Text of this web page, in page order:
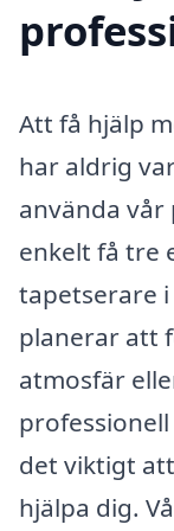
Att få hjälp
har aldrig
använda
enkelt få tre
tapetserare
planerar att
atmosfär
det viktigt
hjälpa dig.